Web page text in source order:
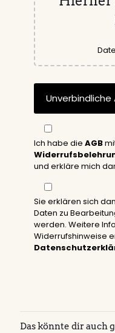
Ich habe dieAGB
und erkläre mich
Sie erklären sich
Daten zu
werden. Weitere
Widerrufshinweise
Das könnte dir auch